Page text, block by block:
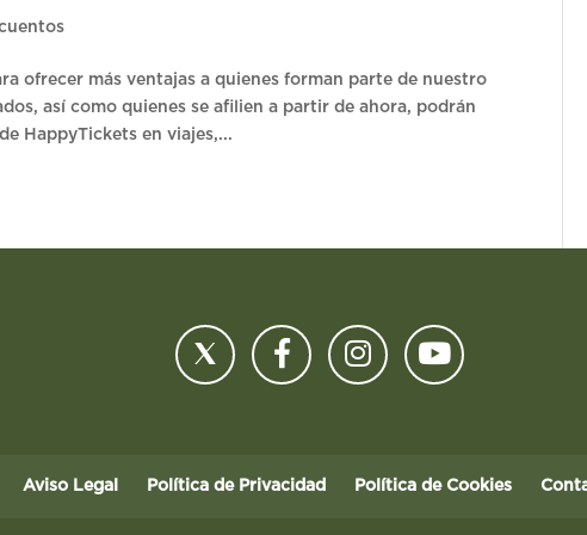
ofrecer más ventajas a quienes forman parte de nuestro
así como quienes se afilien a partir de ahora, podrán
HappyTickets en viajes,...
Aviso Legal Política de Privacidad Política de Cookies